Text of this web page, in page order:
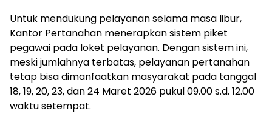
Untuk mendukung pelayanan selama masa libur,
Kantor Pertanahan menerapkan sistem piket
pegawai pada loket pelayanan. Dengan sistem ini,
meski jumlahnya terbatas, pelayanan pertanahan
tetap bisa dimanfaatkan masyarakat pada tanggal
18, 19, 20, 23, dan 24 Maret 2026 pukul 09.00 s.d. 12.00
waktu setempat.